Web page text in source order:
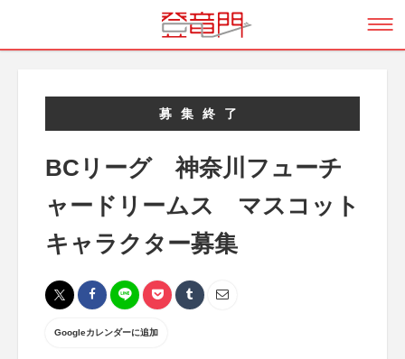
募集終了
BCリーグ 神奈川フューチ
ャードリームス マスコット
キャラクター募集
Googleカレンダーに追加